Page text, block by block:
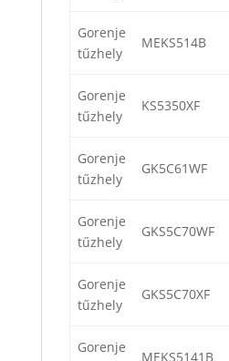
Gorenje
tűzhely
MEKS514B
Gorenje
tűzhely
KS5350XF
Gorenje
tűzhely
GK5C61WF
Gorenje
tűzhely
GKS5C70WF
Gorenje
tűzhely
GKS5C70XF
Gorenje
MEKS5141B